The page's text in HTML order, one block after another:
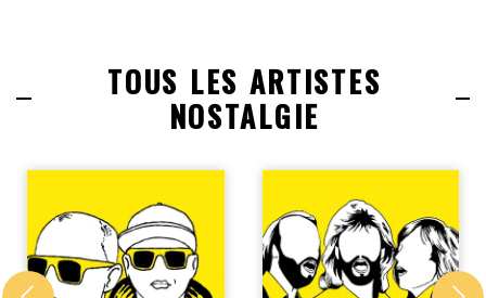
TOUS LES ARTISTES
NOSTALGIE